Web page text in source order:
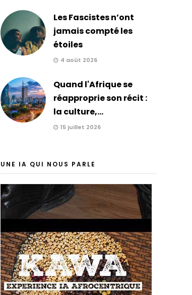
Les Fascistes n’ont
jamais compté les
étoiles
4 août 2026
Quand l'Afrique se
réapproprie son récit :
la culture,...
15 juillet 2026
UNE IA QUI NOUS PARLE